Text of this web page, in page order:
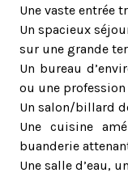
Une vaste entrée
Un spacieux
sur une grande
Un bureau
ou une
Un salon/billard
Une cuisine
buanderie
Une salle d’eau,